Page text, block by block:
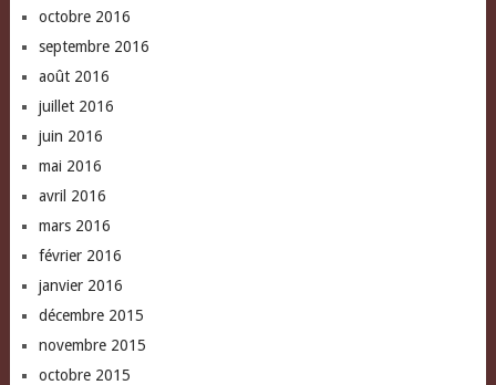
octobre 2016
septembre 2016
août 2016
juillet 2016
juin 2016
mai 2016
avril 2016
mars 2016
février 2016
janvier 2016
décembre 2015
novembre 2015
octobre 2015